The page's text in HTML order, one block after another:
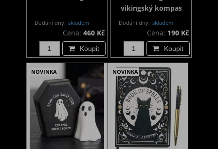
Dodání dny: skladem
Cena: 460 Kč
Koupit
vikingský kompas
Dodání dny: skladem
Cena: 190 Kč
Koupit
NOVINKA NOVINKA